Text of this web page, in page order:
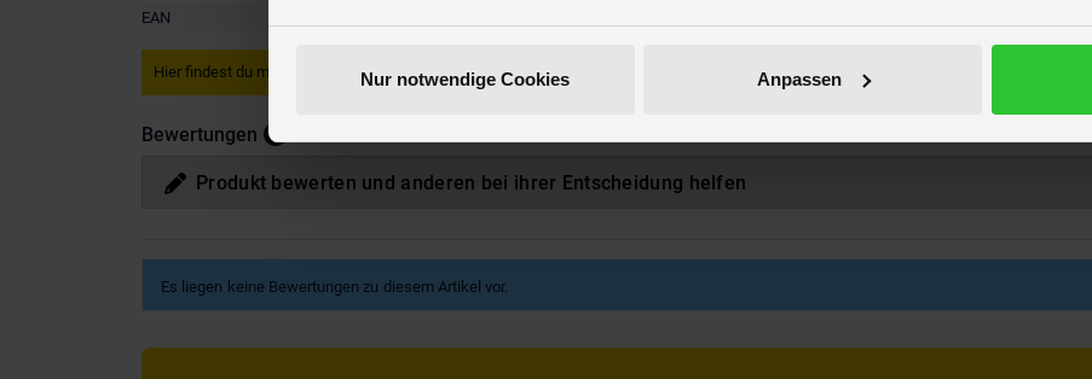
Nur notwendige Cookies Anpassen
EAN
Hier findest du mehr Wohnen & Dekooder passendes hierzu unter
Bewertungen
Produkt bewerten und anderen bei ihrer Entscheidung helfen
Es liegen keine Bewertungen zu diesem Artikel vor.